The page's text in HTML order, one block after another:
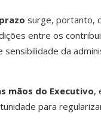
surge, portanto,
entre os
da
mãos do Executivo,
para